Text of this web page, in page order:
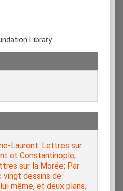
Library
Laurent. Lettres sur
et Constantinople,
sur la Morée; Par
vingt dessins de
même, et deux plans,